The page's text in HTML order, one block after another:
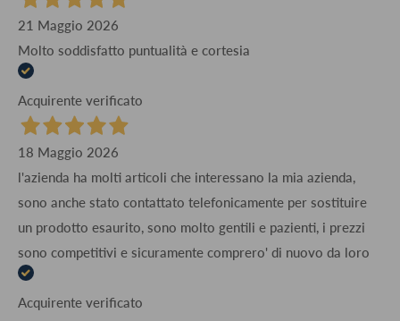
21 Maggio 2026
Molto soddisfatto puntualità e cortesia
Acquirente verificato
18 Maggio 2026
l'azienda ha molti articoli che interessano la mia azienda,
sono anche stato contattato telefonicamente per sostituire
un prodotto esaurito, sono molto gentili e pazienti, i prezzi
sono competitivi e sicuramente comprero' di nuovo da loro
Acquirente verificato